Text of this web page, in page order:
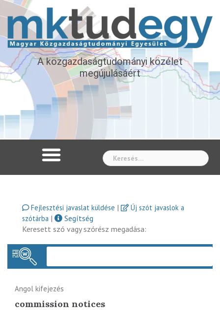
A közgazdaságtudományi közélet
megújulásáért
Fejlesztési javaslat küldése |
Új szót javaslok a
szótárba |
Segítség
Keresett szó vagy szórész megadása:
Angol kifejezés
commission notices